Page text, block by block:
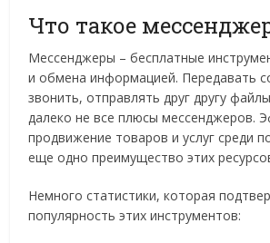
Что такое
Мессенджеры – бесплатные
и обмена информацией. Передавать
звонить, отправлять друг другу
далеко не все плюсы мессенджеров.
продвижение товаров и услуг среди
еще одно преимущество этих
Немного статистики, которая
популярность этих инструментов: